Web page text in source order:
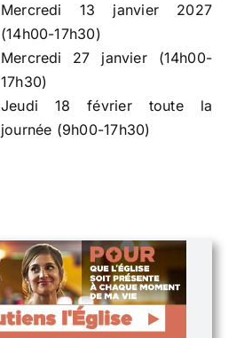
Mercredi 13 janvier 2027
(14h00-17h30)
Mercredi 27 janvier (14h00-
17h30)
Jeudi 18 février toute la
journée (9h00-17h30)